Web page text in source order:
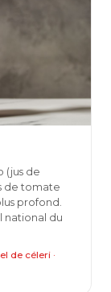
(jus de
de tomate
profond.
national du
de céleri ·